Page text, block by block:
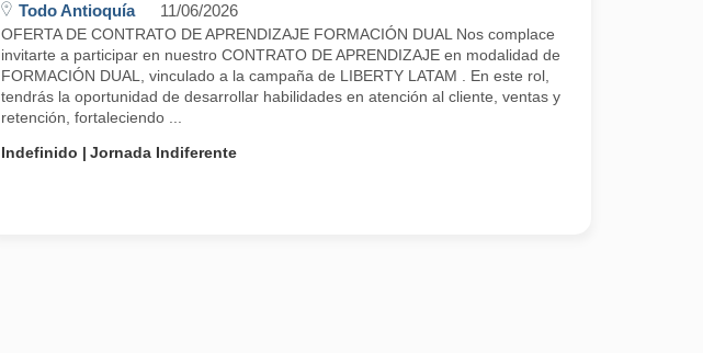
Todo Antioquía 11/06/2026
OFERTA DE CONTRATO DE APRENDIZAJE FORMACIÓN DUAL Nos complace
invitarte a participar en nuestro CONTRATO DE APRENDIZAJE en modalidad de
FORMACIÓN DUAL, vinculado a la campaña de LIBERTY LATAM . En este rol,
tendrás la oportunidad de desarrollar habilidades en atención al cliente, ventas y
retención, fortaleciendo ...
Indefinido
Jornada Indiferente